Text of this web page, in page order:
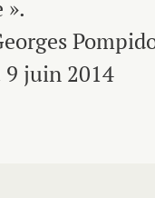
».
9 juin 2014